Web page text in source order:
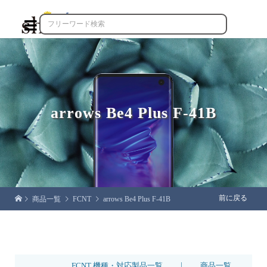

arrows Be4 Plus F-41B
商品一覧 FCNT arrows Be4 Plus F-41B 前に戻る
|